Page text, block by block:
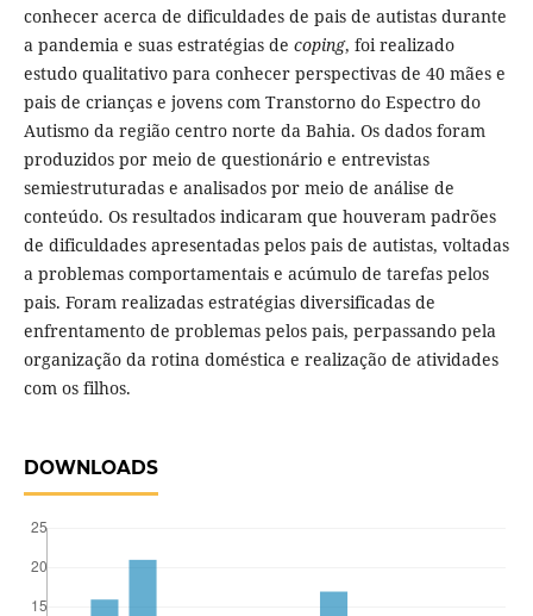
conhecer acerca de dificuldades de pais de autistas durante
a pandemia e suas estratégias de coping, foi realizado
estudo qualitativo para conhecer perspectivas de 40 mães e
pais de crianças e jovens com Transtorno do Espectro do
Autismo da região centro norte da Bahia. Os dados foram
produzidos por meio de questionário e entrevistas
semiestruturadas e analisados por meio de análise de
conteúdo. Os resultados indicaram que houveram padrões
de dificuldades apresentadas pelos pais de autistas, voltadas
a problemas comportamentais e acúmulo de tarefas pelos
pais. Foram realizadas estratégias diversificadas de
enfrentamento de problemas pelos pais, perpassando pela
organização da rotina doméstica e realização de atividades
com os filhos.
DOWNLOADS